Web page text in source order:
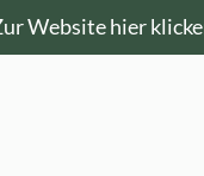
Website hier